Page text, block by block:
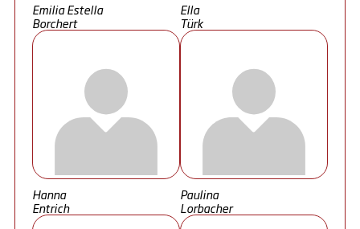
Emilia Estella
Borchert
Ella
Türk
Hanna
Entrich
Paulina
Lorbacher